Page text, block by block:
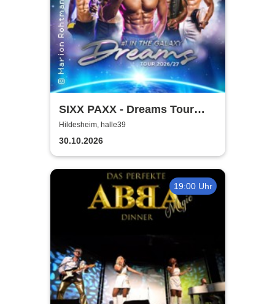
SIXX PAXX - Dreams Tour
2026/27
Hildesheim, halle39
30.10.2026
19:00 Uhr